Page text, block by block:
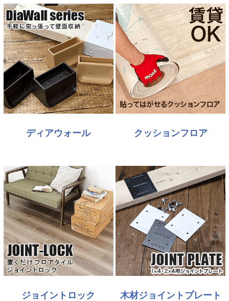
ディアウォール クッションフロア
ジョイントロック 木材ジョイントプレート